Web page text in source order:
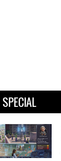
SPECIAL